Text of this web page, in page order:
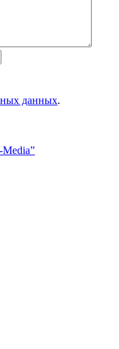
данных.
Media”